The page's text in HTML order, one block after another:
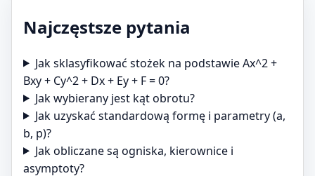
Najczęstsze pytania
Jak sklasyfikować stożek na podstawie Ax^2 +
Bxy + Cy^2 + Dx + Ey + F = 0?
Jak wybierany jest kąt obrotu?
Jak uzyskać standardową formę i parametry (a,
b, p)?
Jak obliczane są ogniska, kierownice i
asymptoty?